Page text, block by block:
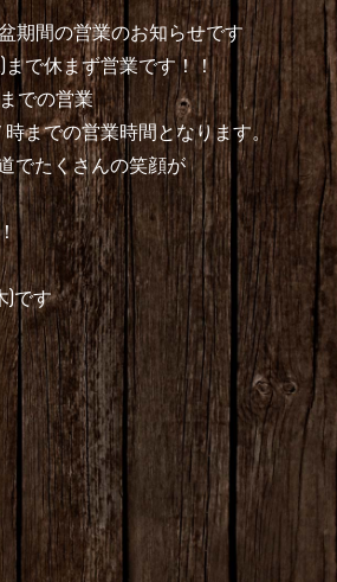
期間の営業のお知らせです
まで休まず営業です！！
での営業
までの営業時間となります。
でたくさんの笑顔が
)です